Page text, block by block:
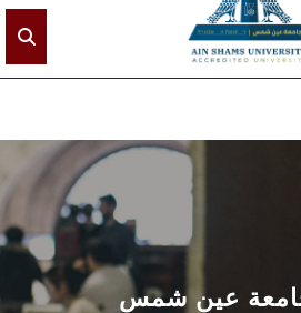
الرئيسيـة
عن الجامعة
القطاعـات جامعة عين شمس